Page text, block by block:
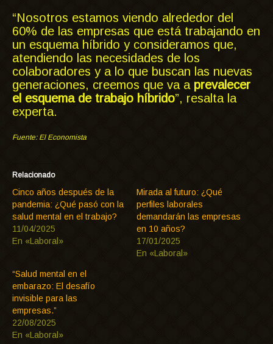
“Nosotros estamos viendo alrededor del
60% de las empresas que está trabajando en
un esquema híbrido y consideramos que,
atendiendo las necesidades de los
colaboradores y a lo que buscan las nuevas
generaciones, creemos que va a prevalecer
el esquema de trabajo híbrido”, resalta la
experta.
Fuente: El Economista
Relacionado
Cinco años después de la
pandemia: ¿Qué pasó con la
salud mental en el trabajo?
11/04/2025
En «Laboral»
Mirada al futuro: ¿Qué
perfiles laborales
demandarán las empresas
en 10 años?
17/01/2025
En «Laboral»
“Salud mental en el
embarazo: El desafío
invisible para las
empresas.”
22/08/2025
En «Laboral»